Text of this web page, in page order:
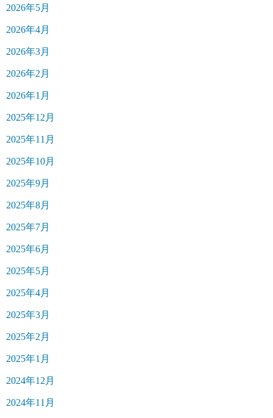
2026年5月
2026年4月
2026年3月
2026年2月
2026年1月
2025年12月
2025年11月
2025年10月
2025年9月
2025年8月
2025年7月
2025年6月
2025年5月
2025年4月
2025年3月
2025年2月
2025年1月
2024年12月
2024年11月